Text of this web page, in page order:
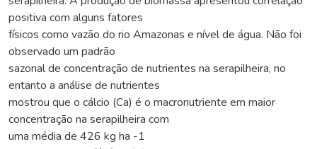
positiva com alguns fatores
físicos como vazão do rio Amazonas e nível de água. Não foi
observado um padrão
sazonal de concentração de nutrientes na serapilheira, no
entanto a análise de nutrientes
mostrou que o cálcio (Ca) é o macronutriente em maior
concentração na serapilheira com
uma média de 426 kg ha -1